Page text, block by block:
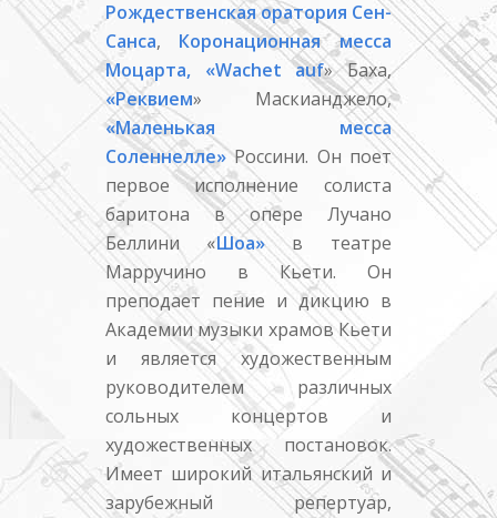
Рождественская оратория Сен-
Санса, Коронационная месса
Моцарта,
«Wachet auf» Баха,
«Реквием» Маскианджело,
«Маленькая месса
Соленнелле»Россини. Он поет
первое исполнение солиста
баритона в опере Лучано
Беллини «Шоа»в театре
Марручино в Кьети. Он
преподает пение и дикцию в
Академии музыки храмов Кьети
и является художественным
руководителем различных
сольных концертов и
художественных постановок.
Имеет широкий итальянский и
зарубежный репертуар,